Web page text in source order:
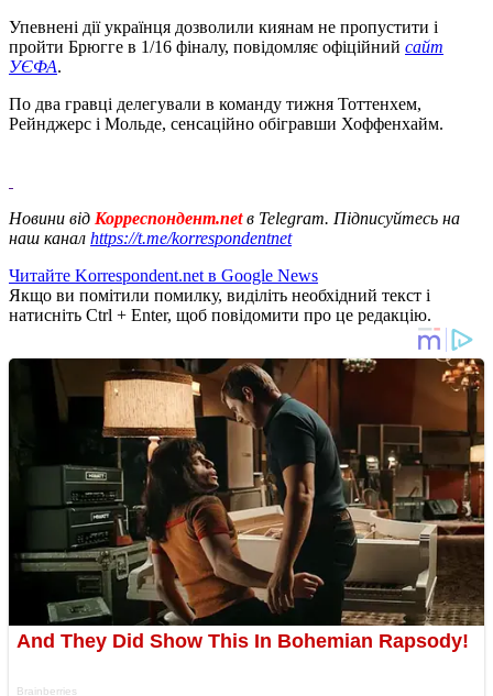
Упевнені дії українця дозволили киянам не пропустити і
пройти Брюгге в 1/16 фіналу, повідомляє офіційний сайт
УЄФА.
По два гравці делегували в команду тижня Тоттенхем,
Рейнджерс і Мольде, сенсаційно обігравши Хоффенхайм.
Новини від Корреспондент.netв Telegram. Підписуйтесь на
наш канал https://t.me/korrespondentnet
Читайте Korrespondent.net в Google News
Якщо ви помітили помилку, виділіть необхідний текст і
натисніть Ctrl + Enter, щоб повідомити про це редакцію.